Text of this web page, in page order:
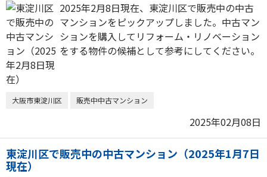
2025年2月8日現在、東淀川区で販売中の中古
マンションをピックアップしました。中古マン
ションを購入してリフォーム・リノベーション
をする物件の候補として参考にしてください。
大阪市東淀川区 販売中中古マンション
2025年02月08日
東淀川区で販売中の中古マンション（2025年1月7日
現在）